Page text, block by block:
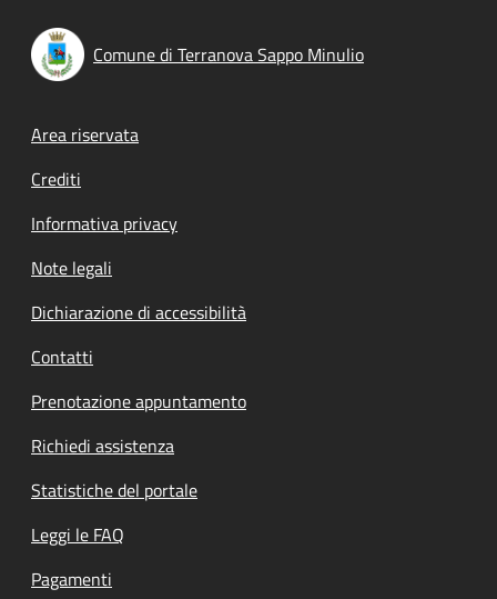
Comune di Terranova Sappo Minulio
Footer menu
Area riservata
Crediti
Informativa privacy
Note legali
Dichiarazione di accessibilità
Contatti
Prenotazione appuntamento
Richiedi assistenza
Statistiche del portale
Leggi le FAQ
Pagamenti